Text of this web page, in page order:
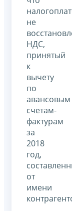
не
НДС,
принятый
к
вычету
по
авансовым
счетам-
фактурам
за
2018
год,
от
имени